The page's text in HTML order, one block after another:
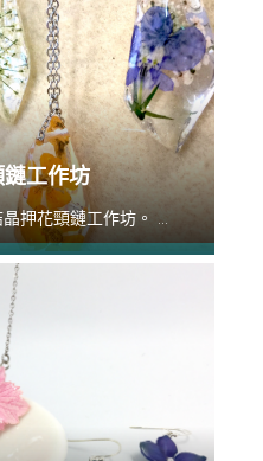
工作坊
押花頸鏈工作坊。 ...